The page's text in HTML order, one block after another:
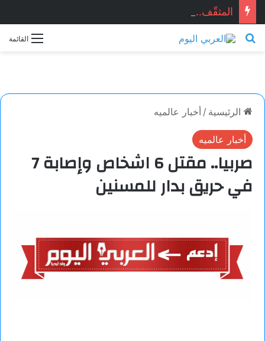
المثقّف.. قصيدة للشاعر السوري: ماجد الراوي
القائمة بحث عن
الرئيسية / أخبار عالميه
أخبار عالميه
صربيا.. مقتل 6 اشخاص وإصابة 7
في حريق بدار للمسنين